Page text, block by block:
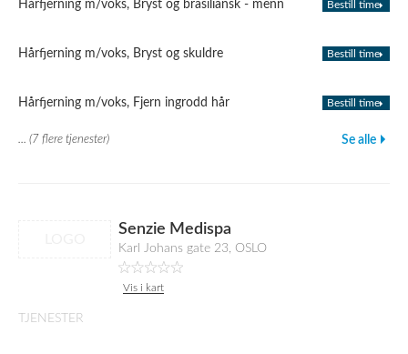
Hårfjerning m/voks, Bryst og brasiliansk - menn Bestill time
Hårfjerning m/voks, Bryst og skuldre Bestill time
Hårfjerning m/voks, Fjern ingrodd hår Bestill time
... (7 flere tjenester) Se alle
Senzie Medispa
Karl Johans gate 23, OSLO
Vis i kart
TJENESTER